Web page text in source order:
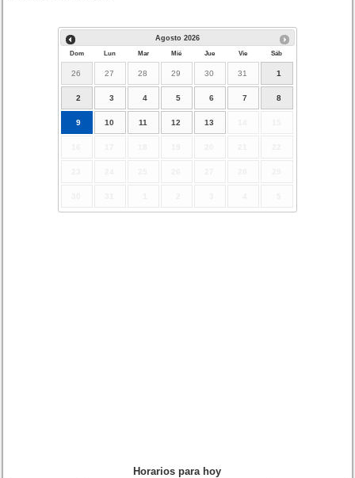
Agosto 2026
Dom Lun Mar Mié Jue Vie Sáb
26 27 28 29 30 31 1
2 3 4 5 6 7 8
9 10 11 12 13
Horarios para hoy